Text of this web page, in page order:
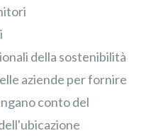
della sostenibilità
aziende per fornire
conto del